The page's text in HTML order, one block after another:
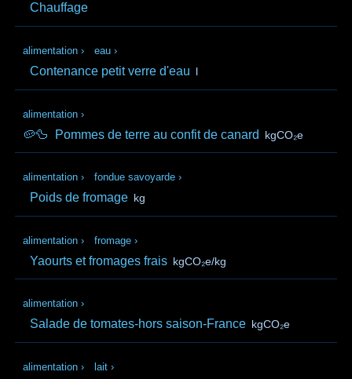
Chauffage
alimentation › eau ›
Contenance petit verre d'eau l
alimentation ›
🥔🦆 Pommes de terre au confit de canard kgCO₂e
alimentation › fondue savoyarde ›
Poids de fromage kg
alimentation › fromage ›
Yaourts et fromages frais kgCO₂e/kg
alimentation ›
Salade de tomates-hors saison-France kgCO₂e
alimentation › lait ›